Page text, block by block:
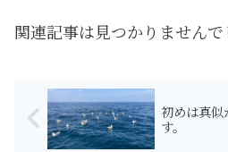
関連記事は見つかりませんで
初めは真似
す。